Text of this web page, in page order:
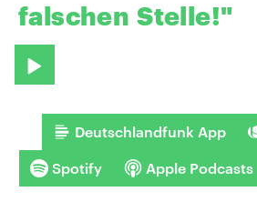
falschen Stelle!"
Deutschlandfunk App
Spotify Apple Podcasts